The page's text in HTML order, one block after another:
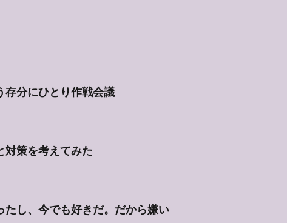
存分にひとり作戦会議
対策を考えてみた
し、今でも好きだ。だから嫌い